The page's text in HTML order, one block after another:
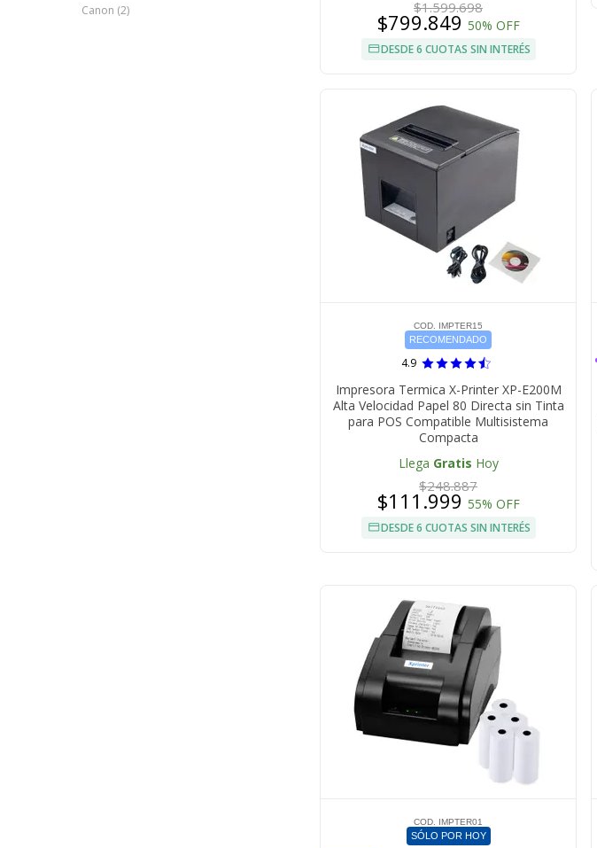
Canon (2)
$1.599.698
$799.849 50% OFF
DESDE 6 CUOTAS SIN INTERÉS
COD. IMPTER15
RECOMENDADO
4.9
Impresora Termica X-Printer XP-E200M
Alta Velocidad Papel 80 Directa sin Tinta
para POS Compatible Multisistema
Compacta
Llega Gratis Hoy
$248.887
$111.999 55% OFF
DESDE 6 CUOTAS SIN INTERÉS
COD. IMPTER01
SÓLO POR HOY